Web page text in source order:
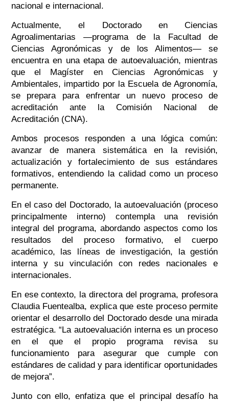
nacional e internacional.
Actualmente, el Doctorado en Ciencias
Agroalimentarias —programa de la Facultad de
Ciencias Agronómicas y de los Alimentos— se
encuentra en una etapa de autoevaluación, mientras
que el Magíster en Ciencias Agronómicas y
Ambientales, impartido por la Escuela de Agronomía,
se prepara para enfrentar un nuevo proceso de
acreditación ante la Comisión Nacional de
Acreditación (CNA).
Ambos procesos responden a una lógica común:
avanzar de manera sistemática en la revisión,
actualización y fortalecimiento de sus estándares
formativos, entendiendo la calidad como un proceso
permanente.
En el caso del Doctorado, la autoevaluación (proceso
principalmente interno) contempla una revisión
integral del programa, abordando aspectos como los
resultados del proceso formativo, el cuerpo
académico, las líneas de investigación, la gestión
interna y su vinculación con redes nacionales e
internacionales.
En ese contexto, la directora del programa, profesora
Claudia Fuentealba, explica que este proceso permite
orientar el desarrollo del Doctorado desde una mirada
estratégica. “La autoevaluación interna es un proceso
en el que el propio programa revisa su
funcionamiento para asegurar que cumple con
estándares de calidad y para identificar oportunidades
de mejora”.
Junto con ello, enfatiza que el principal desafío ha